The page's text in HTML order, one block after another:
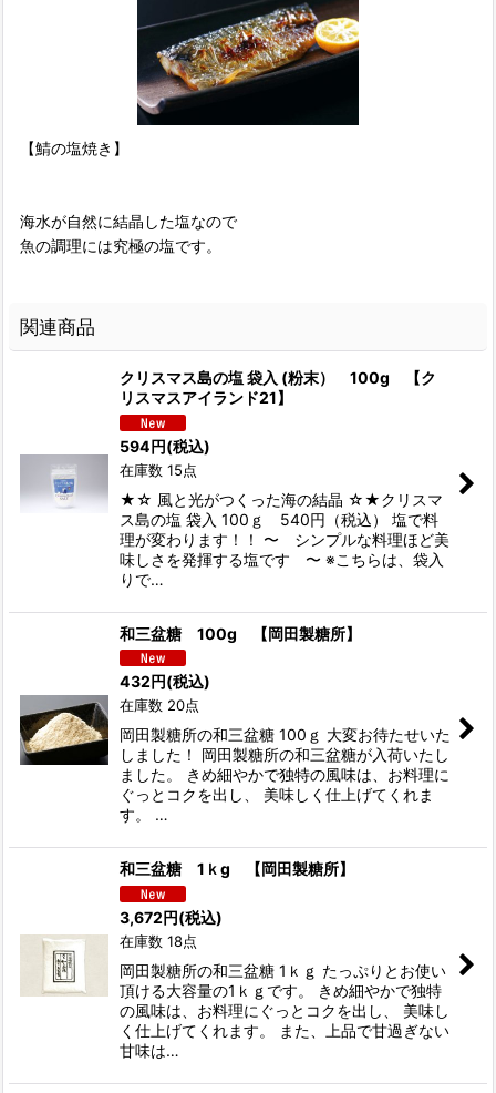
【鯖の塩焼き】
海水が自然に結晶した塩なので
魚の調理には究極の塩です。
関連商品
クリスマス島の塩 袋入 (粉末） 100g 【ク
リスマスアイランド21】
594円(税込)
在庫数 15点
★☆ 風と光がつくった海の結晶 ☆★クリスマ
ス島の塩 袋入 100ｇ 540円（税込） 塩で料
理が変わります！！ 〜 シンプルな料理ほど美
味しさを発揮する塩です 〜 ※こちらは、袋入
りで…
和三盆糖 100g 【岡田製糖所】
432円(税込)
在庫数 20点
岡田製糖所の和三盆糖 100ｇ 大変お待たせいた
しました！ 岡田製糖所の和三盆糖が入荷いたし
ました。 きめ細やかで独特の風味は、お料理に
ぐっとコクを出し、 美味しく仕上げてくれま
す。 …
和三盆糖 1ｋg 【岡田製糖所】
3,672円(税込)
在庫数 18点
岡田製糖所の和三盆糖 1ｋｇ たっぷりとお使い
頂ける大容量の1ｋｇです。 きめ細やかで独特
の風味は、お料理にぐっとコクを出し、 美味し
く仕上げてくれます。 また、上品で甘過ぎない
甘味は…